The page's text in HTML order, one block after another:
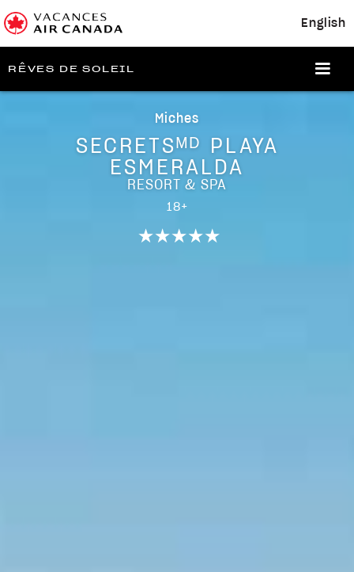
English
RÊVES DE SOLEIL
Miches
SECRETSᴹᴰ PLAYA
ESMERALDA
RESORT & SPA
18+